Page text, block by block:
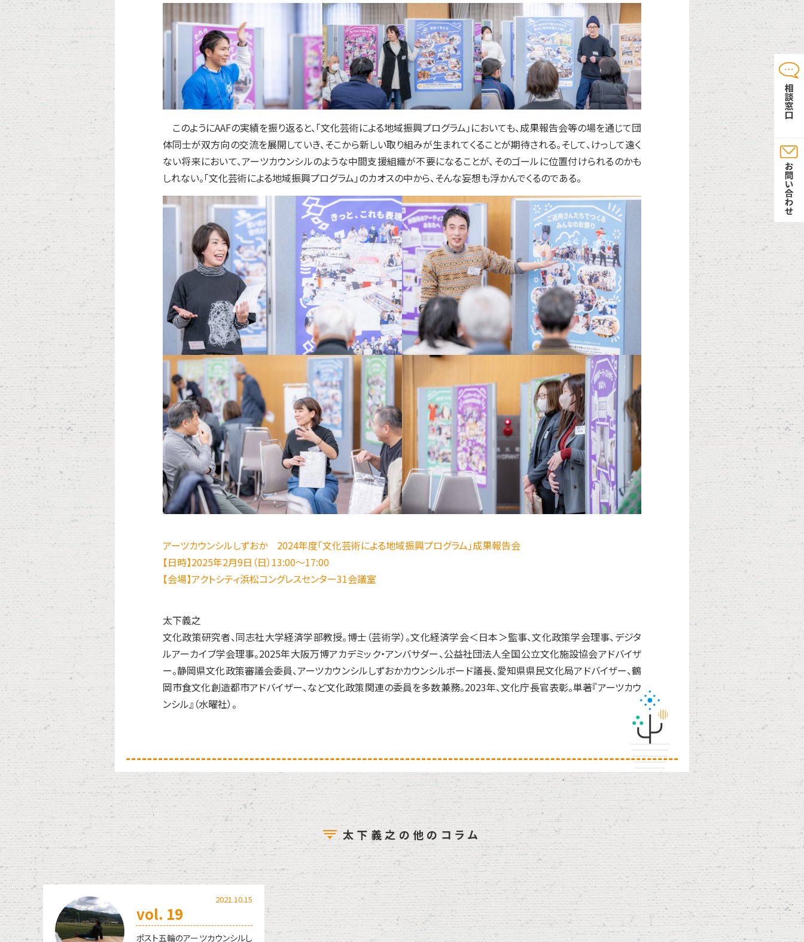
このようにAAFの実績を振り返ると、「文化芸術による地域振興プログラム」においても、成果報告会等の場を通じて団
体同士が双方向の交流を展開していき、そこから新しい取り組みが生まれてくることが期待される。そして、けっして遠く
ない将来において、アーツカウンシルのような中間支援組織が不要になることが、そのゴールに位置付けられるのかも
しれない。「文化芸術による地域振興プログラム」のカオスの中から、そんな妄想も浮かんでくるのである。
アーツカウンシルしずおか 2024年度「文化芸術による地域振興プログラム」成果報告会
【日時】2025年2月9日（日）13:00～17:00
【会場】アクトシティ浜松コングレスセンター31会議室
太下義之
文化政策研究者、同志社大学経済学部教授。博士（芸術学）。文化経済学会＜日本＞監事、文化政策学会理事、デジタ
ルアーカイブ学会理事。2025年大阪万博アカデミック・アンバサダー、公益社団法人全国公立文化施設協会アドバイザ
ー。静岡県文化政策審議会委員、アーツカウンシルしずおかカウンシルボード議長、愛知県県民文化局アドバイザー、鶴
岡市食文化創造都市アドバイザー、など文化政策関連の委員を多数兼務。2023年、文化庁長官表彰。単著『アーツカウ
ンシル』（水曜社）。
太下義之の他のコラム
2021.10.15
vol. 19
ポスト五輪のアーツカウンシルし